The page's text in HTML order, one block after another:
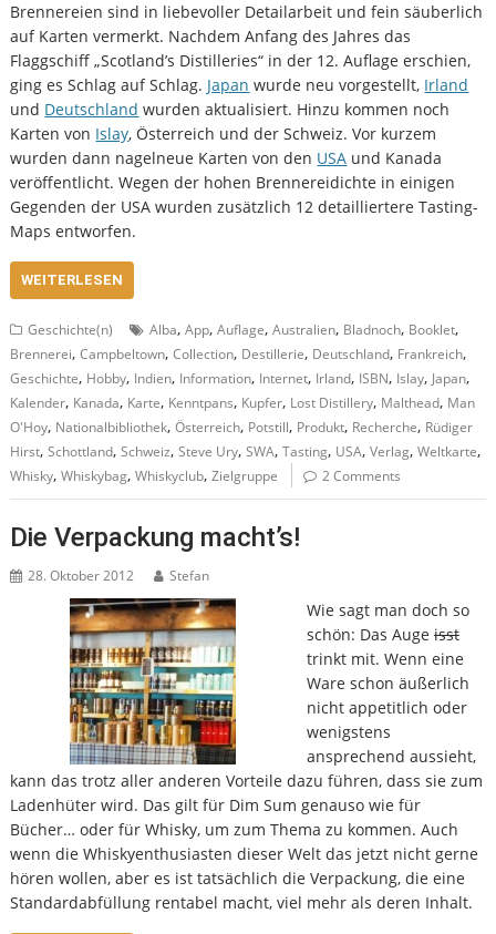
Brennereien sind in liebevoller Detailarbeit und fein säuberlich
auf Karten vermerkt. Nachdem Anfang des Jahres das
Flaggschiff „Scotland’s Distilleries“ in der 12. Auflage erschien,
ging es Schlag auf Schlag. Japan wurde neu vorgestellt, Irland
und Deutschland wurden aktualisiert. Hinzu kommen noch
Karten von Islay, Österreich und der Schweiz. Vor kurzem
wurden dann nagelneue Karten von den USA und Kanada
veröffentlicht. Wegen der hohen Brennereidichte in einigen
Gegenden der USA wurden zusätzlich 12 detailliertere Tasting-
Maps entworfen.
WEITERLESEN
Geschichte(n) Alba,App,Auflage,Australien, Bladnoch, Booklet,
Brennerei,Campbeltown,Collection, Destillerie, Deutschland, Frankreich,
Geschichte, Hobby, Indien, Information, Internet, Irland, ISBN, Islay, Japan,
Kalender, Kanada, Karte, Kenntpans, Kupfer, Lost Distillery, Malthead, Man
O'Hoy, Nationalbibliothek,Österreich, Potstill, Produkt, Recherche, Rüdiger
Hirst,Schottland,Schweiz,Steve Ury,SWA,Tasting, USA,Verlag,Weltkarte,
Whisky,Whiskybag,Whiskyclub,Zielgruppe 2 Comments
Die Verpackung macht’s!
28. Oktober 2012 Stefan
Wie sagt man doch so
schön: Das Auge isst
trinkt mit. Wenn eine
Ware schon äußerlich
nicht appetitlich oder
wenigstens
ansprechend aussieht,
kann das trotz aller anderen Vorteile dazu führen, dass sie zum
Ladenhüter wird. Das gilt für Dim Sum genauso wie für
Bücher… oder für Whisky, um zum Thema zu kommen. Auch
wenn die Whiskyenthusiasten dieser Welt das jetzt nicht gerne
hören wollen, aber es ist tatsächlich die Verpackung, die eine
Standardabfüllung rentabel macht, viel mehr als deren Inhalt.